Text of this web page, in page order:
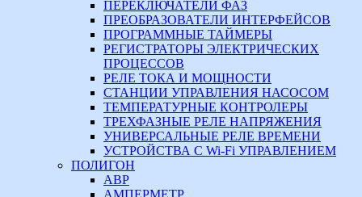
ПЕРЕКЛЮЧАТЕЛИ ФАЗ
ПРЕОБРАЗОВАТЕЛИ ИНТЕРФЕЙСОВ
ПРОГРАММНЫЕ ТАЙМЕРЫ
РЕГИСТРАТОРЫ ЭЛЕКТРИЧЕСКИХ
ПРОЦЕССОВ
РЕЛЕ ТОКА И МОЩНОСТИ
СТАНЦИИ УПРАВЛЕНИЯ НАСОСОМ
ТЕМПЕРАТУРНЫЕ КОНТРОЛЕРЫ
ТРЕХФАЗНЫЕ РЕЛЕ НАПРЯЖЕНИЯ
УНИВЕРСАЛЬНЫЕ РЕЛЕ ВРЕМЕНИ
УСТРОЙСТВА С Wi-Fi УПРАВЛЕНИЕМ
ПОЛИГОН
АВР